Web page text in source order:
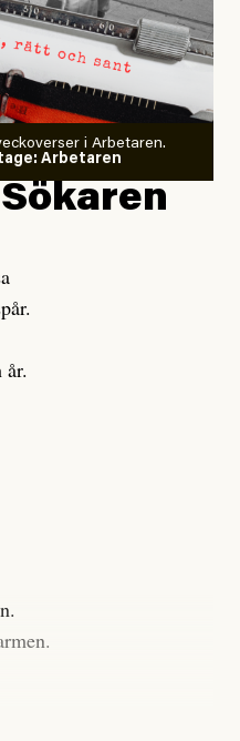
i Arbetaren.
Arbetaren
år.